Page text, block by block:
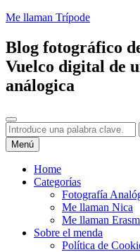
Saltar
contenido
Me llaman Trípode
Blog fotográfico
Vuelco digital de
análogica
Buscar
Buscar:
Menú
Home
Categorías
Fotografía
Me llaman Nica
Me llaman
Sobre el menda
Política de